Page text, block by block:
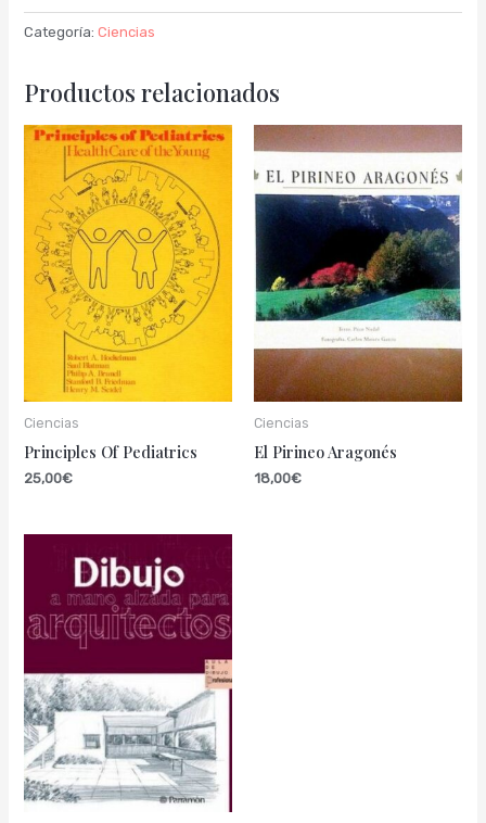
Categoría:Ciencias
Productos relacionados
Ciencias
Principles Of Pediatrics
25,00€
Ciencias
El Pirineo Aragonés
18,00€